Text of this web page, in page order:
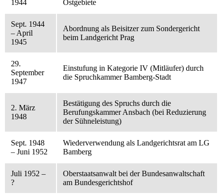
1944
Ostgebiete
Sept. 1944
– April
1945
Abordnung als Beisitzer zum Sondergericht
beim Landgericht Prag
29.
September
1947
Einstufung in Kategorie IV (Mitläufer) durch
die Spruchkammer Bamberg-Stadt
2. März
1948
Bestätigung des Spruchs durch die
Berufungskammer Ansbach (bei Reduzierung
der Sühneleistung)
Sept. 1948
– Juni 1952
Wiederverwendung als Landgerichtsrat am LG
Bamberg
Juli 1952 –
?
Oberstaatsanwalt bei der Bundesanwaltschaft
am Bundesgerichtshof